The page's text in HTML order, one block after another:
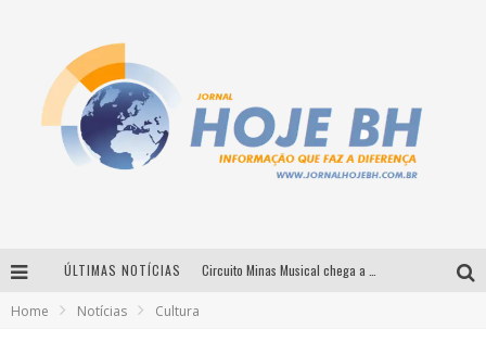
ÚLTIMAS NOTÍCIAS
Home Notícias Cultura